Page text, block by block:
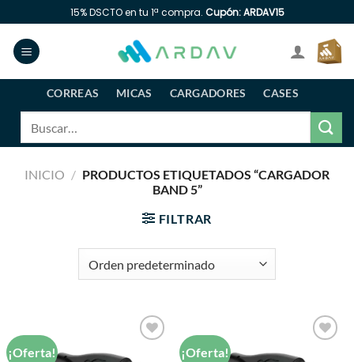
al
contenido
15% DSCTO en tu 1ª compra. Cupón: ARDAV15
CORREAS MICAS CARGADORES
CASES
INICIO / PRODUCTOS ETIQUETADOS “CARGADOR
BAND 5”
FILTRAR
¡Oferta! ¡Oferta!